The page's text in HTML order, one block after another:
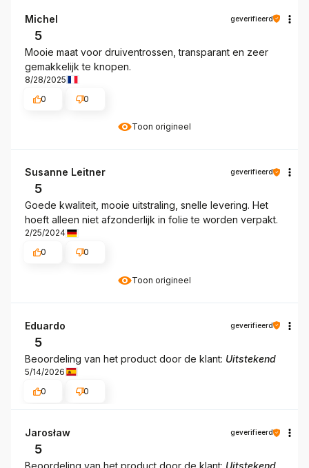
Toon origineel
Michel geverifieerd
5
Mooie maat voor druiventrossen, transparant en zeer
gemakkelijk te knopen.
8/28/2025
0
0
Toon origineel
Susanne Leitner geverifieerd
5
Goede kwaliteit, mooie uitstraling, snelle levering. Het
hoeft alleen niet afzonderlijk in folie te worden verpakt.
2/25/2024
0
0
Eduardo geverifieerd
5
Beoordeling van het product door de klant: Uitstekend
5/14/2026
0
0
Jarosław geverifieerd
5